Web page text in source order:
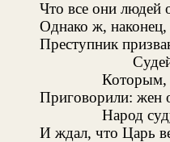
Что все они людей
Однако ж,
Преступник
Которым,
Приговорили: жен
Народ
И ждал, что Царь